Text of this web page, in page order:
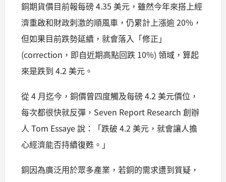
銅期貨價目前報每磅 4.35 美元，雖然今年來搭上經
濟重啟和財政刺激的順風車，仍累計上漲逾 20%，
但如果目前跌勢延續，就會落入「修正」
(correction，即自近期高點回跌 10%) 領域，算起
來是跌到 4.2 美元。
從 4 月迄今，銅價曾四度觸及每磅 4.2 美元價位，
每次都很快就反彈，Seven Report Research 創辦
人 Tom Essaye 說：「跌破 4.2 美元，就會讓人擔
心經濟能否持續復甦。」
銅因為廣泛用於眾多產業，若銅的需求遭到質疑，